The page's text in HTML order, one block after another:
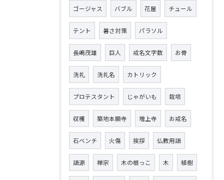
ゴージャス バブル 花屋 チュール
テント 暑さ対策 パラソル
長嶋茂雄 巨人 戒名文字数 お骨
洗礼 洗礼名 カトリック
プロテスタント じゃがいも 栽培
収穫 築地本願寺 増上寺 お戒名
石ベンチ 火傷 挨拶 仏教用語
語源 禅宗 木の根っこ 木 植樹